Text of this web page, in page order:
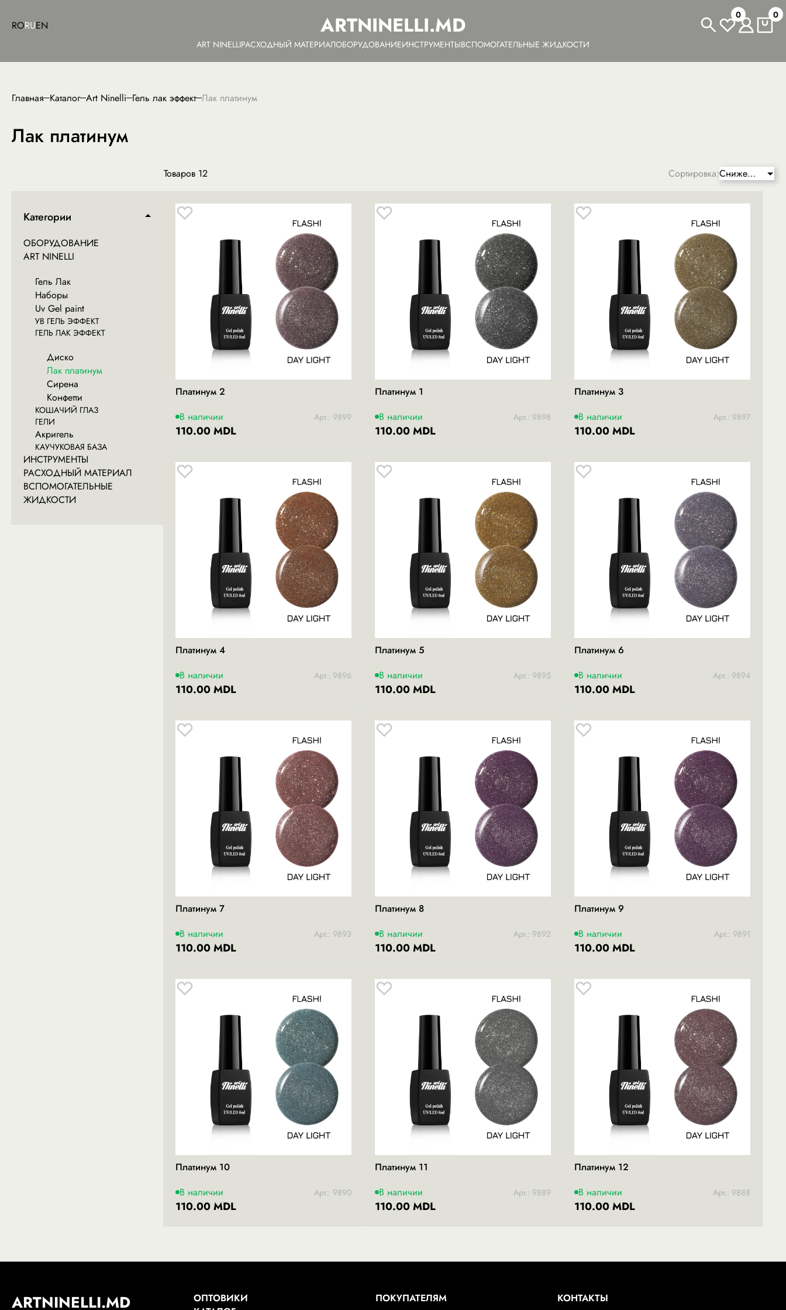
RORUEN ARTNINELLI.MD 0 0
ART NINELLIРАСХОДНЫЙ МАТЕРИАЛОБОРУДОВАНИЕИНСТРУМЕНТЫВСПОМОГАТЕЛЬНЫЕ ЖИДКОСТИ
Главная Каталог Art Ninelli Гель лак эффект Лак платинум
Лак платинум
Товаров 12 Сортировка:Сниженная
цена
Категории
ОБОРУДОВАНИЕ
ART NINELLI
Гель Лак
Наборы
Uv Gel paint
УВ ГЕЛЬ ЭФФЕКТ
ГЕЛЬ ЛАК ЭФФЕКТ
Диско
Лак платинум
Сирена
Конфетти
КОШАЧИЙ ГЛАЗ
ГЕЛИ
Акригель
КАУЧУКОВАЯ БАЗА
ИНСТРУМЕНТЫ
РАСХОДНЫЙ МАТЕРИАЛ
ВСПОМОГАТЕЛЬНЫЕ
ЖИДКОСТИ
Платинум 2
В наличии
Арт.: 9899
110.00 MDL
Платинум 1
В наличии
Арт.: 9898
110.00 MDL
Платинум 3
В наличии
Арт.: 9897
110.00 MDL
Платинум 4
В наличии
Арт.: 9896
110.00 MDL
Платинум 5
В наличии
Арт.: 9895
110.00 MDL
Платинум 6
В наличии
Арт.: 9894
110.00 MDL
Платинум 7
В наличии
Арт.: 9893
110.00 MDL
Платинум 8
В наличии
Арт.: 9892
110.00 MDL
Платинум 9
В наличии
Арт.: 9891
110.00 MDL
Платинум 10
В наличии
Арт.: 9890
110.00 MDL
Платинум 11
В наличии
Арт.: 9889
110.00 MDL
Платинум 12
В наличии
Арт.: 9888
110.00 MDL
ARTNINELLI.MD
ОПТОВИКИ
ПОКУПАТЕЛЯМ КОНТАКТЫ